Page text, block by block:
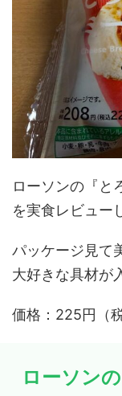
ローソンの『と
を実食レビュー
パッケージ見て
大好きな具材が
価格：225円（税
ローソン